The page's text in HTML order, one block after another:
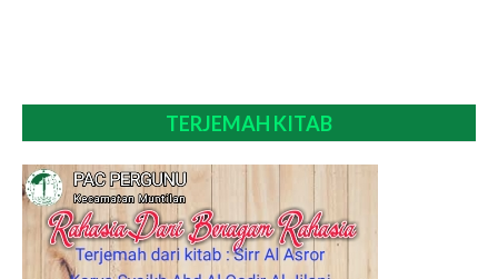
TERJEMAH KITAB